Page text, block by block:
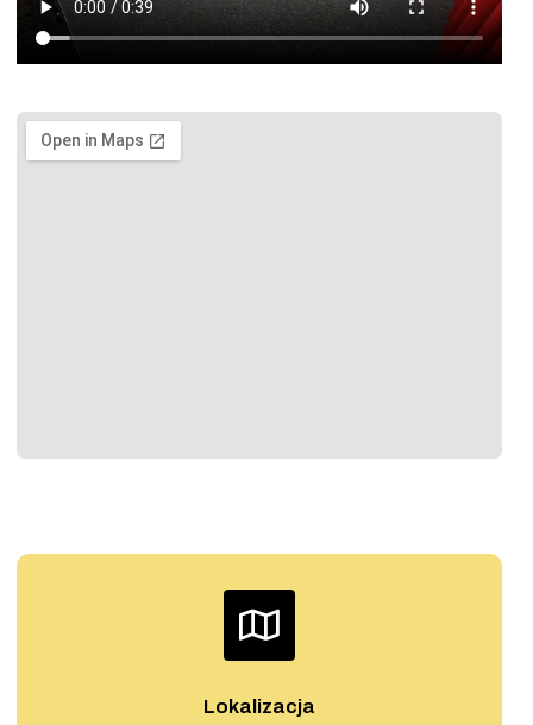
Lokalizacja